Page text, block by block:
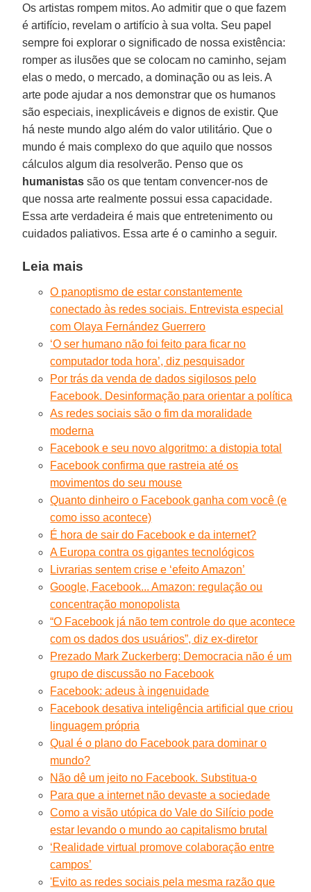
Os artistas rompem mitos. Ao admitir que o que fazem
é artifício, revelam o artifício à sua volta. Seu papel
sempre foi explorar o significado de nossa existência:
romper as ilusões que se colocam no caminho, sejam
elas o medo, o mercado, a dominação ou as leis. A
arte pode ajudar a nos demonstrar que os humanos
são especiais, inexplicáveis e dignos de existir. Que
há neste mundo algo além do valor utilitário. Que o
mundo é mais complexo do que aquilo que nossos
cálculos algum dia resolverão. Penso que os
humanistas são os que tentam convencer-nos de
que nossa arte realmente possui essa capacidade.
Essa arte verdadeira é mais que entretenimento ou
cuidados paliativos. Essa arte é o caminho a seguir.
Leia mais
O panoptismo de estar constantemente
conectado às redes sociais. Entrevista especial
com Olaya Fernández Guerrero
‘O ser humano não foi feito para ficar no
computador toda hora’, diz pesquisador
Por trás da venda de dados sigilosos pelo
Facebook. Desinformação para orientar a política
As redes sociais são o fim da moralidade
moderna
Facebook e seu novo algoritmo: a distopia total
Facebook confirma que rastreia até os
movimentos do seu mouse
Quanto dinheiro o Facebook ganha com você (e
como isso acontece)
É hora de sair do Facebook e da internet?
A Europa contra os gigantes tecnológicos
Livrarias sentem crise e ‘efeito Amazon’
Google, Facebook... Amazon: regulação ou
concentração monopolista
“O Facebook já não tem controle do que acontece
com os dados dos usuários”, diz ex-diretor
Prezado Mark Zuckerberg: Democracia não é um
grupo de discussão no Facebook
Facebook: adeus à ingenuidade
Facebook desativa inteligência artificial que criou
linguagem própria
Qual é o plano do Facebook para dominar o
mundo?
Não dê um jeito no Facebook. Substitua-o
Para que a internet não devaste a sociedade
Como a visão utópica do Vale do Silício pode
estar levando o mundo ao capitalismo brutal
‘Realidade virtual promove colaboração entre
campos’
'Evito as redes sociais pela mesma razão que